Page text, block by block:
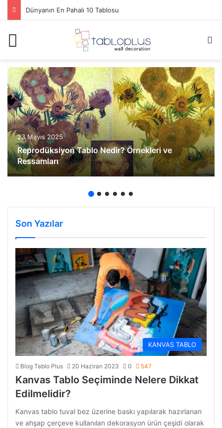
Dünyanın En Pahalı 10 Tablosu
23 Mayıs 2025
Reprodüksiyon Tablo Nedir? Örnekleri ve
Ressamları
Son Yazılar
KANVAS TABLO
Blog Tablo Plus 20 Haziran 2023 0 547
Kanvas Tablo Seçiminde Nelere Dikkat
Edilmelidir?
Kanvas tablo tuval bez üzerine baskı yapılarak hazırlanan
ve ahşap çerçeve kullanılan dekorasyon ürün çeşidi olarak